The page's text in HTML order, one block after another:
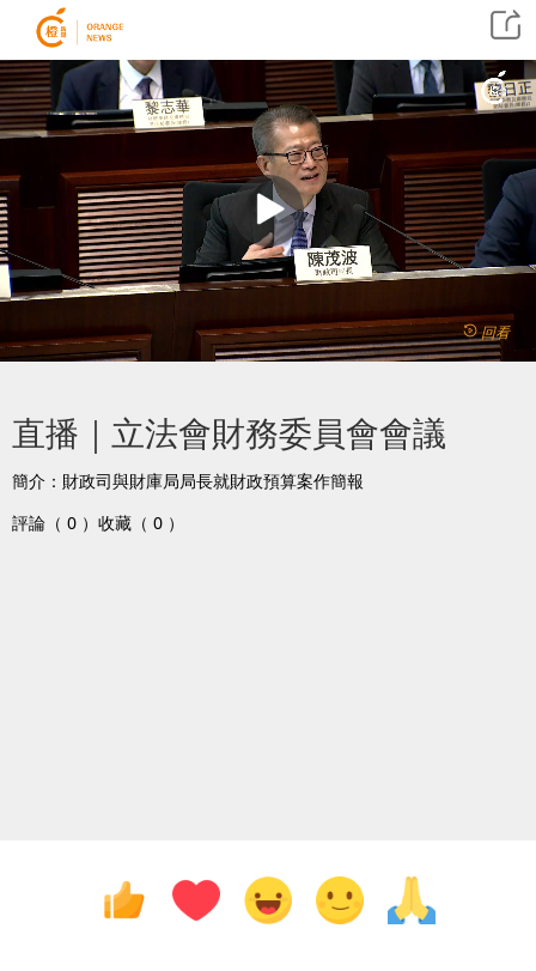
回看
直播｜立法會財務委員會會議
簡介：財政司與財庫局局長就財政預算案作簡報
評論（ 0 ） 收藏（ 0 ）